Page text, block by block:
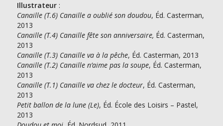
Illustrateur:
Canaille (T.6) Canaille a oublié son doudou, Éd. Casterman,
2013
Canaille (T.4) Canaille fête son anniversaire, Éd. Casterman,
2013
Canaille (T.3) Canaille va à la pêche, Éd. Casterman, 2013
Canaille (T.2) Canaille n’aime pas la soupe, Éd. Casterman,
2013
Canaille (T.1) Canaille va chez le docteur, Éd. Casterman,
2013
Petit ballon de la lune (Le), Éd. École des Loisirs – Pastel,
2013